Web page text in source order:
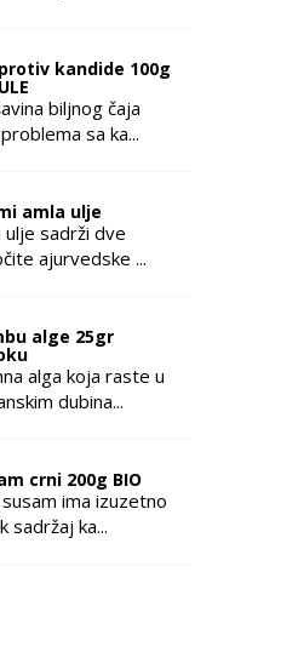
kandide 100g
biljnog čaja
sa ka...
amla ulje
ulje sadrži dve
ajurvedske ...
alge 25gr
alga koja raste u
dubina...
crni 200g BIO
susam ima izuzetno
sadržaj ka...